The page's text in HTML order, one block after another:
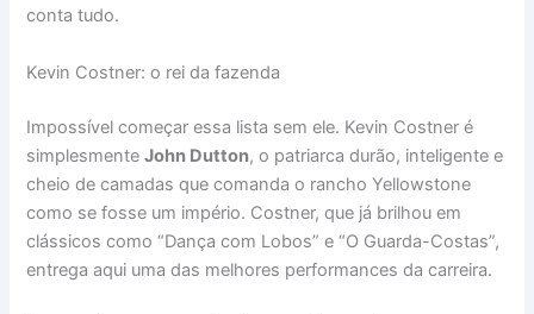
conta tudo.
Kevin Costner: o rei da fazenda
Impossível começar essa lista sem ele. Kevin Costner é
simplesmenteJohn Dutton, o patriarca durão, inteligente e
cheio de camadas que comanda o rancho Yellowstone
como se fosse um império. Costner, que já brilhou em
clássicos como “Dança com Lobos” e “O Guarda-Costas”,
entrega aqui uma das melhores performances da carreira.